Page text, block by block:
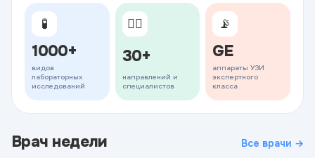
🧪
1000+
видов
лабораторных
исследований
👨‍⚕️
30+
направлений и
специалистов
📡
GE
аппараты УЗИ
экспертного
класса
Врач недели Все врачи →